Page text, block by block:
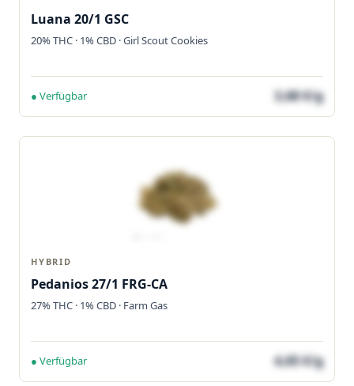
Luana 20/1 GSC
20% THC · 1% CBD · Girl Scout Cookies
● Verfügbar 3,68 €/g
HYBRID
Pedanios 27/1 FRG-CA
27% THC · 1% CBD · Farm Gas
● Verfügbar 4,65 €/g